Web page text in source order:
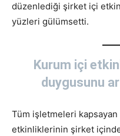
düzenlediği şirket içi
yüzleri gülümsetti.
Kurum içi
duygusunu
Tüm işletmeleri
etkinliklerinin şirket